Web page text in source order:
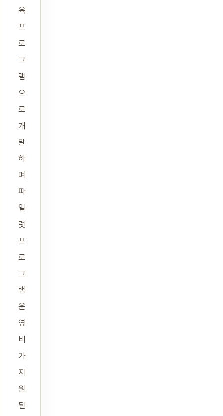
육
프
로
그
램
으
로
개
발
하
며
파
일
럿
프
로
그
램
운
영
비
가
지
원
된